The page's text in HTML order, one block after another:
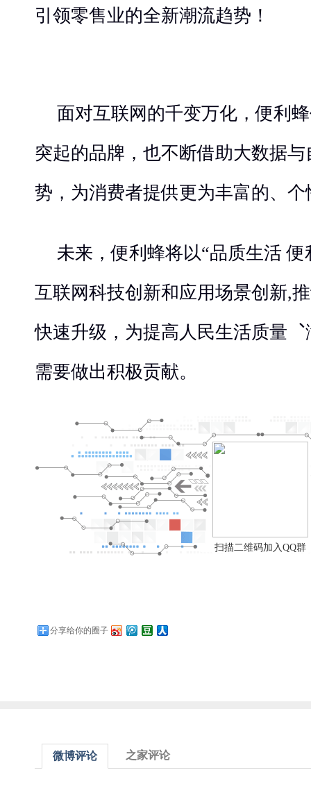
引领零售业的全新潮流趋势！
面对互联网的千变万化，便利
突起的品牌，也不断借助大数据
势，为消费者提供更为丰富的、
未来，便利蜂将以“品质生活
互联网科技创新和应用场景创新,
快速升级，为提高人民生活质量
需要做出积极贡献。
扫描二维码加入QQ群
分享给你的圈子
微博评论 之家评论